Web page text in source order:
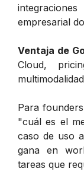
empresarial
Ventaja de
Cloud,
Para
"cuál es el
caso de uso
gana en
tareas que